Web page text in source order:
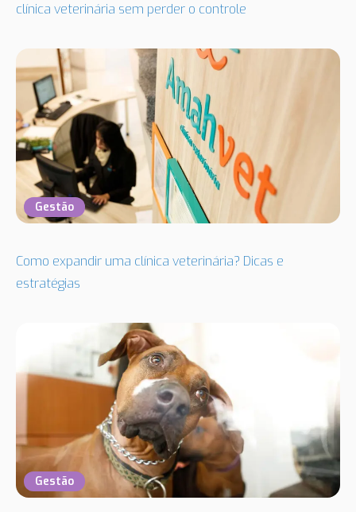
clínica veterinária sem perder o controle
Gestão
Como expandir uma clínica veterinária? Dicas e
estratégias
Gestão